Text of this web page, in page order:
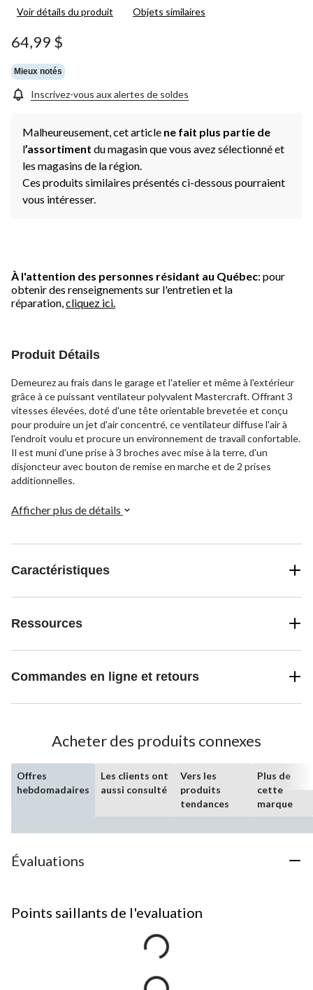
Voir détails du produit Objets similaires
64,99 $
Mieux notés
Inscrivez-vous aux alertes de soldes
Malheureusement, cet article ne fait plus partie de
l’assortiment du magasin que vous avez sélectionné et
les magasins de la région.
Ces produits similaires présentés ci-dessous pourraient
vous intéresser.
À l'attention des personnes résidant au Québec: pour
obtenir des renseignements sur l'entretien et la
réparation, cliquez ici.
Produit Détails
Demeurez au frais dans le garage et l'atelier et même à l'extérieur
grâce à ce puissant ventilateur polyvalent Mastercraft. Offrant 3
vitesses élevées, doté d'une tête orientable brevetée et conçu
pour produire un jet d'air concentré, ce ventilateur diffuse l'air à
l'endroit voulu et procure un environnement de travail confortable.
Il est muni d'une prise à 3 broches avec mise à la terre, d'un
disjoncteur avec bouton de remise en marche et de 2 prises
additionnelles.
Afficher plus de détails
Caractéristiques
Ressources
Commandes en ligne et retours
Acheter des produits connexes
Offres
hebdomadaires
Les clients ont
aussi consulté
Vers les
produits
tendances
Plus de
cette
marque
Évaluations
Points saillants de l'evaluation